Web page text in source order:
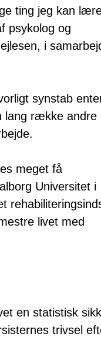
ting jeg kan
psykolog og
i
synstab
lang række andre
meget få
Universitet i
livet med
en statistisk
trivsel